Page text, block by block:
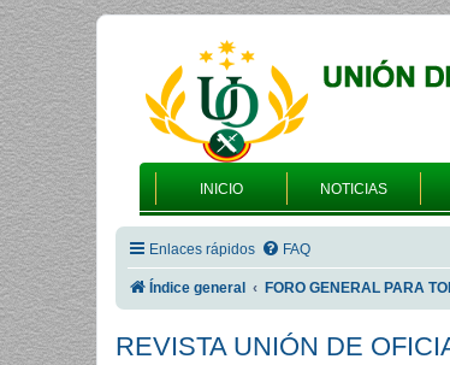
INICIO NOTICIAS
Enlaces rápidos FAQ
Índice general FORO GENERAL PARA
REVISTA UNIÓN DE